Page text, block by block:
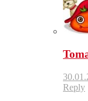
Reply